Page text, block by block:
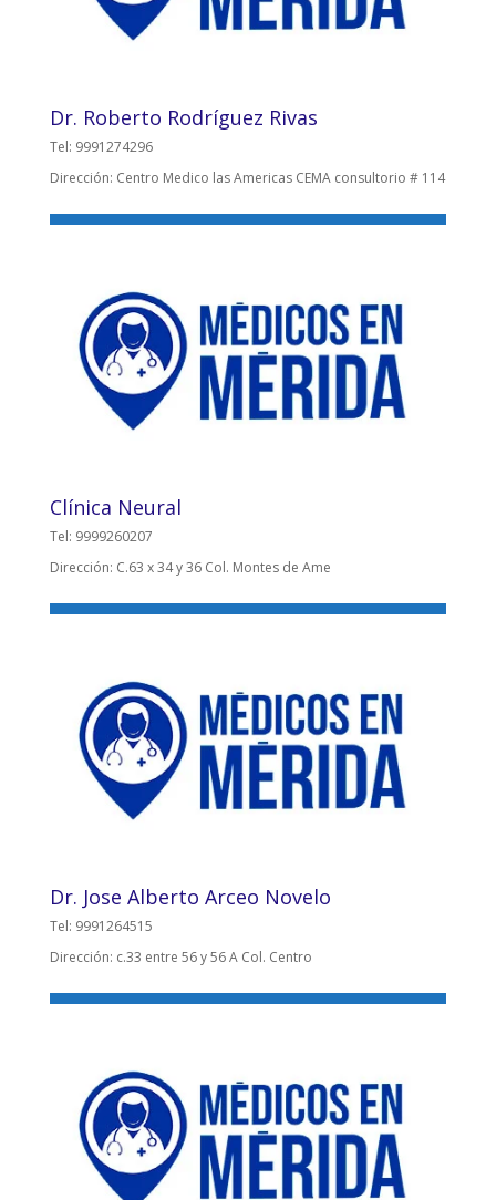
Dr. Roberto Rodríguez Rivas
Tel: 9991274296
Dirección: Centro Medico las Americas CEMA consultorio # 114
Clínica Neural
Tel: 9999260207
Dirección: C.63 x 34 y 36 Col. Montes de Ame
Dr. Jose Alberto Arceo Novelo
Tel: 9991264515
Dirección: c.33 entre 56 y 56 A Col. Centro